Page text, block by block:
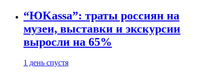
“ЮKassa”: траты россиян на
музеи, выставки и экскурсии
выросли на 65%
1 день спустя